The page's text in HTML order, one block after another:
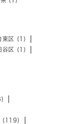
東区 (1)
谷区 (1)
(119)